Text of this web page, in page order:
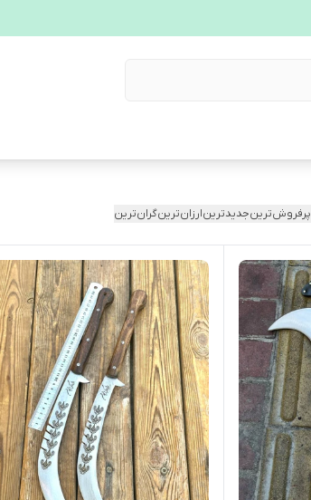
پرفروش‌ترینجدیدترینارزان‌ترینگران‌ترین